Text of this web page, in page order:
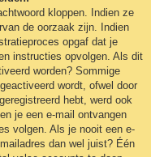
kloppen. Indien ze
de oorzaak zijn. Indien
opgaf dat je
instructies opvolgen. Als dit
worden? Sommige
wordt, ofwel door
hebt, werd ook
je een e-mail ontvangen
volgen. Als je nooit een e-
dan wel juist? Één